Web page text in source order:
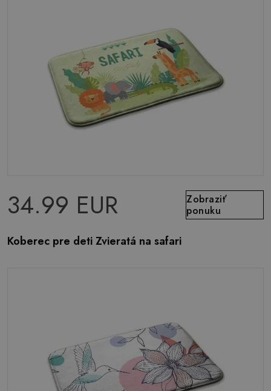
34.99 EUR
Zobraziť
ponuku
Koberec pre deti Zvieratá na safari